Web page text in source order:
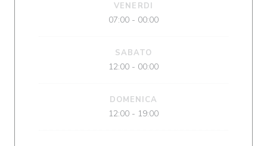
VENERDI
07:00 - 00:00
SABATO
12:00 - 00:00
DOMENICA
12:00 - 19:00